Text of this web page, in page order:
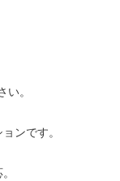
。
ンです。